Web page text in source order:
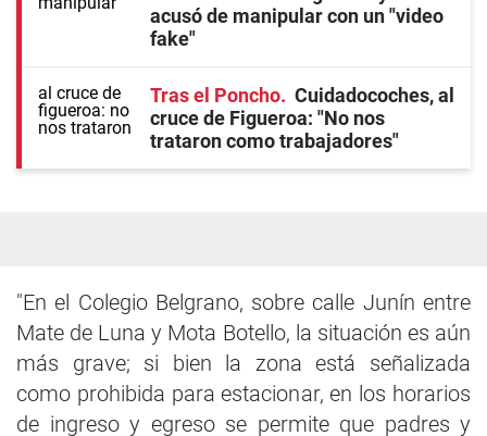
acusó de manipular con un "video
fake"
Tras el Poncho
Cuidadocoches, al
cruce de Figueroa: "No nos
trataron como trabajadores"
"En el Colegio Belgrano, sobre calle Junín entre
Mate de Luna y Mota Botello, la situación es aún
más grave; si bien la zona está señalizada
como prohibida para estacionar, en los horarios
de ingreso y egreso se permite que padres y